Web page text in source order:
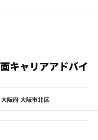
キャリアアドバイ
大阪府 大阪市北区